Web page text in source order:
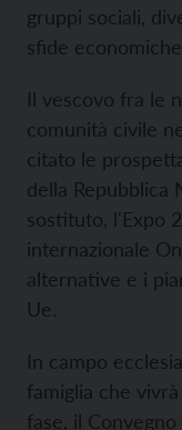
gruppi sociali,
sfide
Il vescovo fra le
comunità civile
citato le
della Repubblica
sostituto, l'Expo
internazionale
alternative e i
Ue.
In campo
famiglia che
fase, il